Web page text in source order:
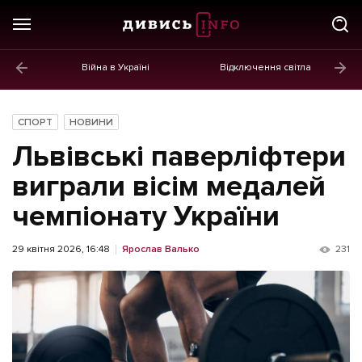
Війна в Україні Відключення світла
Новини
Політика
Економіка
Бізнес
Життя
Культура
Афіша
СПОРТ НОВИНИ
Львівські паверліфтери
виграли вісім медалей
чемпіонату України
29 квітня 2026, 16:48 Ярослав Валько 231